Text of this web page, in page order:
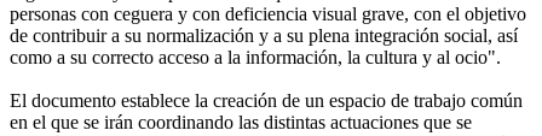
personas con ceguera y con deficiencia visual grave, con el objetivo
de contribuir a su normalización y a su plena integración social, así
como a su correcto acceso a la información, la cultura y al ocio".
El documento establece la creación de un espacio de trabajo común
en el que se irán coordinando las distintas actuaciones que se